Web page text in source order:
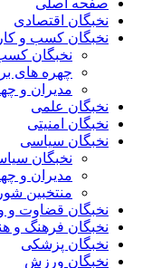
صفحه اصلی
نخبگان اقتصادی
نخبگان کسب و کار
نخبگان
چهره های
مدیران و
نخبگان علمی
نخبگان امنیتی
نخبگان سیاسی
نخبگان
مدیران و
منتخبین
نخبگان قضاوت و
نخبگان فرهنگ و
نخبگان پزشکی
نخبگان ورزش